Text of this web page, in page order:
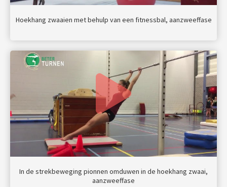
Hoekhang zwaaien met behulp van een fitnessbal, aanzweeffase
In de strekbeweging pionnen omduwen in de hoekhang zwaai,
aanzweeffase